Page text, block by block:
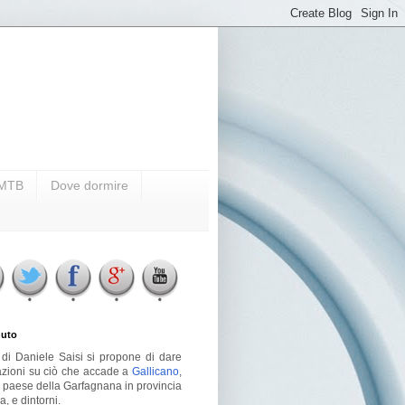
Dove dormire
Daniele Saisi si propone di dare
su ciò che accade a Gallicano
della Garfagnana in provincia
e dintorni.